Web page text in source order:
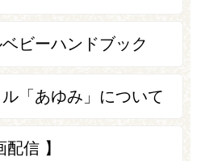
ビーハンドブック
「あゆみ」について
信 】